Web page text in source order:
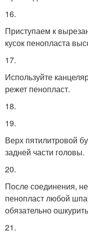
16.
Приступаем к
кусок пенопласта
17.
Используйте
режет пенопласт.
18.
19.
Верх пятилитровой
задней части головы.
20.
После соединения,
пенопласт любой
обязательно
21.